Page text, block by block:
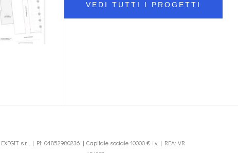
VEDI TUTTI I PROGETTI
EXEGIT s.r.l. | PI: 04852980236 | Capitale sociale 10000 € i.v. | REA: VR